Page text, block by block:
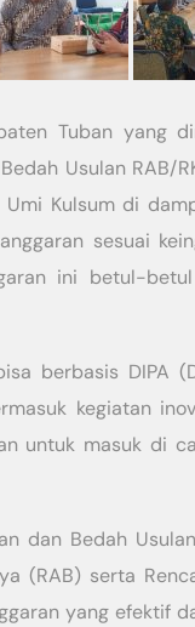
Tuban yang
Usulan RAB/
Kulsum di
sesuai
ini betul-
berbasis DIPA
kegiatan
untuk masuk di
dan Bedah
(RAB) serta
yang efektif